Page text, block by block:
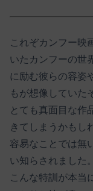
これぞカンフー映
いたカンフーの世
に励む彼らの容姿
もが想像していた
とても真面目な作
きてしまうかもし
容易なことでは無
い知らされました。
こんな特訓が本当